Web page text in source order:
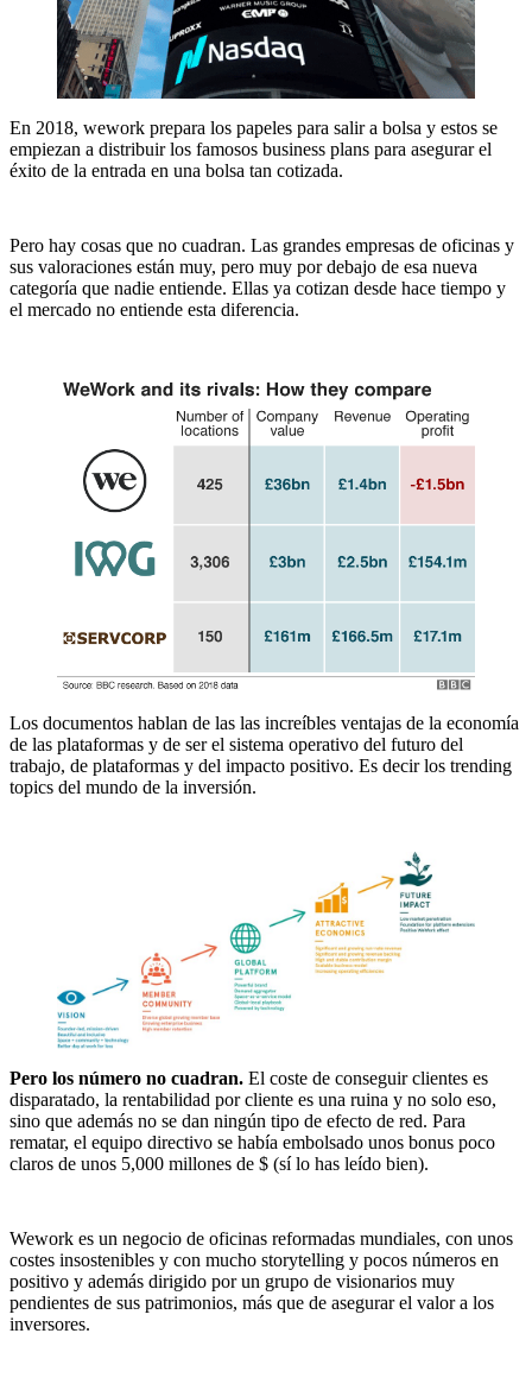
En 2018, wework prepara los papeles para salir a bolsa y estos se
empiezan a distribuir los famosos business plans para asegurar el
éxito de la entrada en una bolsa tan cotizada.
Pero hay cosas que no cuadran. Las grandes empresas de oficinas y
sus valoraciones están muy, pero muy por debajo de esa nueva
categoría que nadie entiende. Ellas ya cotizan desde hace tiempo y
el mercado no entiende esta diferencia.
Los documentos hablan de las las increíbles ventajas de la economía
de las plataformas y de ser el sistema operativo del futuro del
trabajo, de plataformas y del impacto positivo. Es decir los trending
topics del mundo de la inversión.
Pero los número no cuadran. El coste de conseguir clientes es
disparatado, la rentabilidad por cliente es una ruina y no solo eso,
sino que además no se dan ningún tipo de efecto de red. Para
rematar, el equipo directivo se había embolsado unos bonus poco
claros de unos 5,000 millones de $ (sí lo has leído bien).
Wework es un negocio de oficinas reformadas mundiales, con unos
costes insostenibles y con mucho storytelling y pocos números en
positivo y además dirigido por un grupo de visionarios muy
pendientes de sus patrimonios, más que de asegurar el valor a los
inversores.